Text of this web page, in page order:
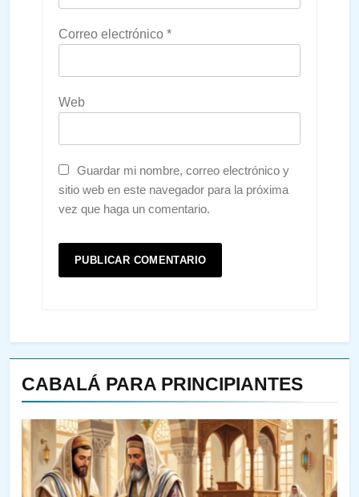
CABALÁ PARA PRINCIPIANTES
144
¿QUIÉN ES SABIO? EL QUE
Correo electrónico *
Web
Guardar mi nombre, correo electrónico y
sitio web en este navegador para la próxima
vez que haga un comentario.